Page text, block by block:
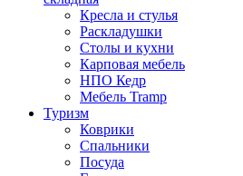
Кресла и стулья
Раскладушки
Столы и кухни
Карповая мебель
НПО Кедр
Мебель Tramp
Туризм
Коврики
Спальники
Посуда